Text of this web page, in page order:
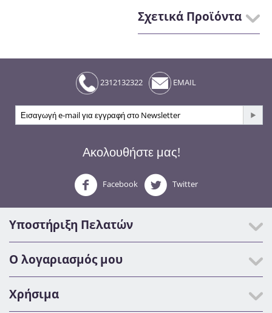
Σχετικά Προϊόντα
2312132322 EMAIL
Ακολουθήστε μας!
Facebook Twitter
Υποστήριξη Πελατών
Ο λογαριασμός μου
Χρήσιμα